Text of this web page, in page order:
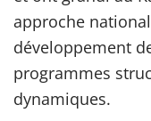
approche
développement
programmes
dynamiques.